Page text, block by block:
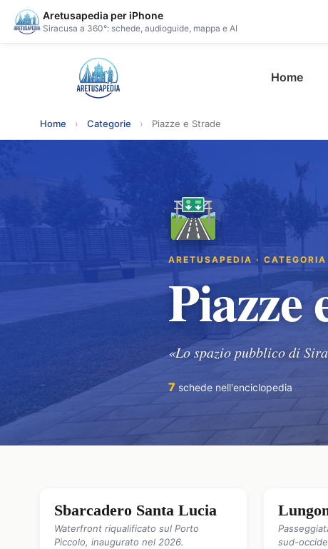
Aretusapedia per iPhone
Siracusa a 360°: schede, audioguide, mappa e AI
Home
Home › Categorie › Piazze e Strade
🛣
ARETUSAPEDIA · CATEGORIA
Piazze
«Lo spazio pubblico di
7 schede nell'enciclopedia
Sbarcadero Santa Lucia
Waterfront riqualificato sul Porto
Piccolo, inaugurato nel 2026.
sud-